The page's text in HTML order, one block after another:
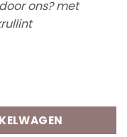
ons? met